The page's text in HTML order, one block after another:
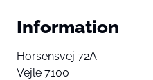
Information
Horsensvej 72A
Vejle 7100